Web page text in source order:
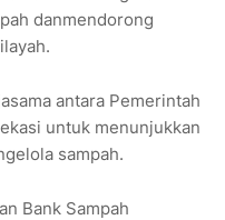
danmendorong
antara Pemerintah
untuk menunjukkan
sampah.
Bank Sampah